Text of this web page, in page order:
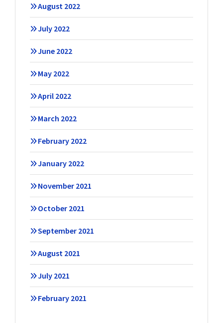
August 2022
July 2022
June 2022
May 2022
April 2022
March 2022
February 2022
January 2022
November 2021
October 2021
September 2021
August 2021
July 2021
February 2021